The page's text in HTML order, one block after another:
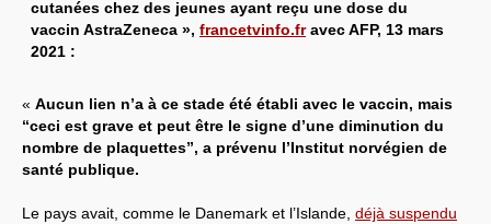
cutanées chez des jeunes ayant reçu une dose du
vaccin AstraZeneca », francetvinfo.fravec AFP, 13 mars
2021 :
« Aucun lien n’a à ce stade été établi avec le vaccin, mais
“ceci est grave et peut être le signe d’une diminution du
nombre de plaquettes”, a prévenu l’Institut norvégien de
santé publique.
Le pays avait, comme le Danemark et l’Islande, déjà suspendu